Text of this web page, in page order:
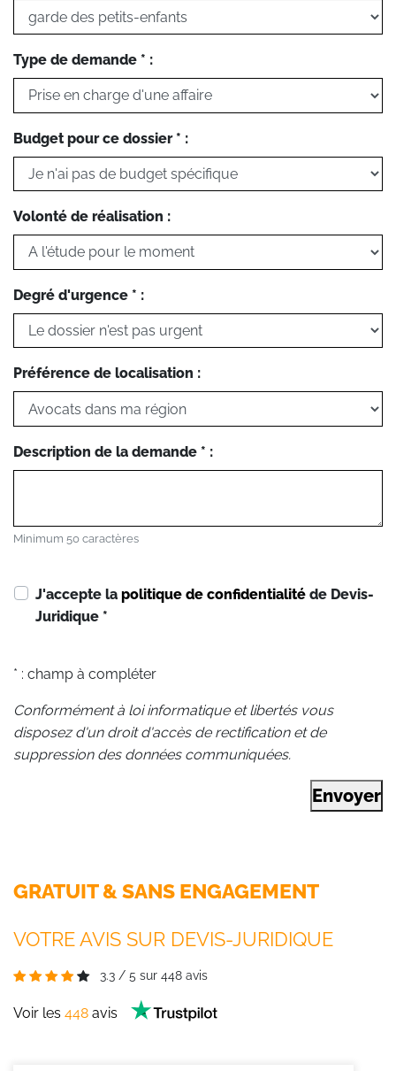
Type de demande * :
Budget pour ce dossier * :
Volonté de réalisation :
Degré d'urgence * :
Préférence de localisation :
Description de la demande * :
Minimum 50 caractères
J'accepte la politique de confidentialité de Devis-
Juridique *
* : champ à compléter
Conformément à loi informatique et libertés vous
disposez d'un droit d'accès de rectification et de
suppression des données communiquées.
Envoyer
GRATUIT & SANS ENGAGEMENT
VOTRE AVIS SUR DEVIS-JURIDIQUE
3.3 / 5 sur 448 avis
Voir les 448 avis